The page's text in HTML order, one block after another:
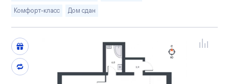
Комфорт-класс
Дом сдан